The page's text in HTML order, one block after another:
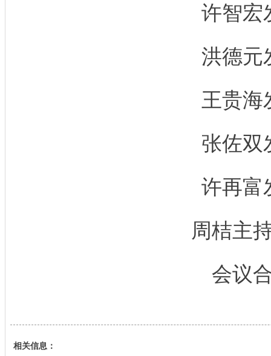
许智宏
洪德元
王贵海
张佐双
许再富
周桔主持
会议合
相关信息：